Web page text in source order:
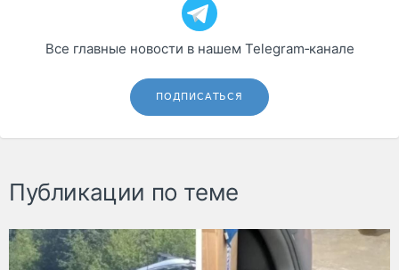
Все главные новости в нашем Telegram‑канале
ПОДПИСАТЬСЯ
Публикации по теме